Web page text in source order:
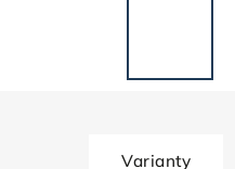
Varianty